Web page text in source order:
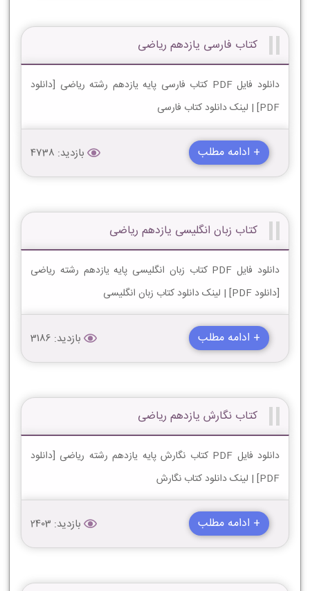
کتاب فارسی یازدهم ریاضی
دانلود فایل PDF کتاب فارسی پایه یازدهم رشته ریاضی [دانلود
PDF] | لینک دانلود کتاب فارسی
+ ادامه مطلب بازدید: 4738
کتاب زبان انگلیسی یازدهم ریاضی
دانلود فایل PDF کتاب زبان انگلیسی پایه یازدهم رشته ریاضی
[دانلود PDF] | لینک دانلود کتاب زبان انگلیسی
+ ادامه مطلب بازدید: 3186
کتاب نگارش یازدهم ریاضی
دانلود فایل PDF کتاب نگارش پایه یازدهم رشته ریاضی [دانلود
PDF] | لینک دانلود کتاب نگارش
+ ادامه مطلب بازدید: 2403